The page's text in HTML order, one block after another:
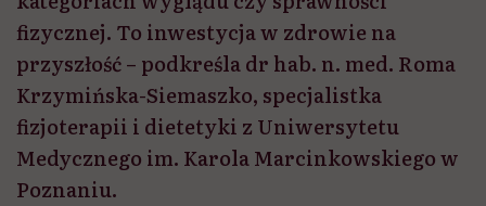
fizycznej. To inwestycja w zdrowie na
przyszłość – podkreśla dr hab. n. med. Roma
Krzymińska-Siemaszko, specjalistka
fizjoterapii i dietetyki z Uniwersytetu
Medycznego im. Karola Marcinkowskiego w
Poznaniu.